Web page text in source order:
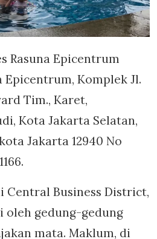
Rasuna Epicentrum
Epicentrum, Komplek Jl.
Tim., Karet,
Kota Jakarta Selatan,
Jakarta 12940 No
Business District,
oleh gedung-gedung
mata. Maklum, di